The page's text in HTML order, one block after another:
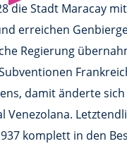
die Stadt Maracay
erreichen
Regierung
damit änderte
Venezolana.
komplett in den